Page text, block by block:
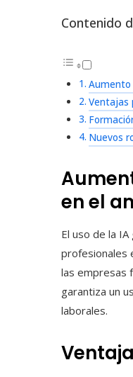
Contenido
Aumento
Ventajas
Nuevos
en el
El uso de la
profesionales
las empresas
garantiza un
laborales.